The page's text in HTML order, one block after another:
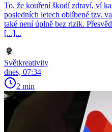
To, že kouření škodí zdraví, ví
posledních letech oblíbené tzv.
také není úplně bez rizik.
[...]...
Světkreativity
dnes, 07:34
2 min